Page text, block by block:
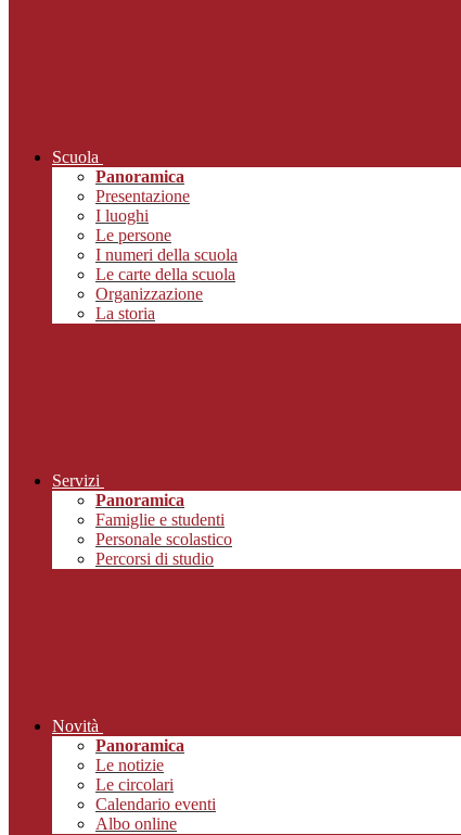
Scuola
Panoramica
Presentazione
I luoghi
Le persone
I numeri della scuola
Le carte della scuola
Organizzazione
La storia
Servizi
Panoramica
Famiglie e studenti
Personale scolastico
Percorsi di studio
Novità
Panoramica
Le notizie
Le circolari
Calendario eventi
Albo online